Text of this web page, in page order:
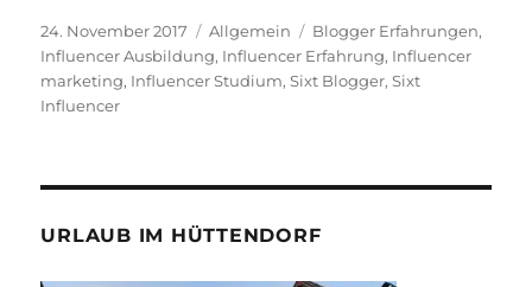
Veröffentlicht
am
24. November 2017 Kategorien
Allgemein Schlagwörter
Blogger Erfahrungen,
Influencer Ausbildung, Influencer Erfahrung, Influencer
marketing, Influencer Studium,Sixt Blogger,Sixt
Influencer
URLAUB IM HÜTTENDORF